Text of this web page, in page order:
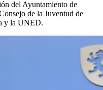
del Ayuntamiento de
de la Juventud de
y la UNED.